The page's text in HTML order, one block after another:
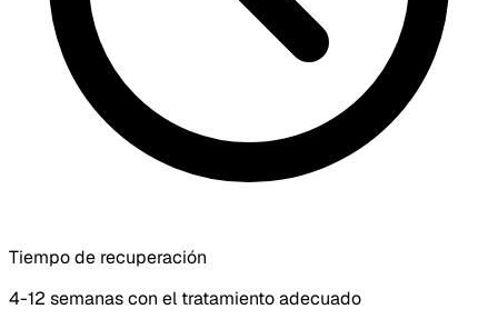
Tiempo de recuperación
4-12 semanas con el tratamiento adecuado